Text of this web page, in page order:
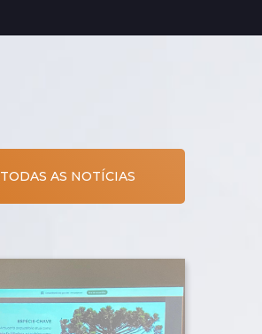
TODAS AS NOTÍCIAS